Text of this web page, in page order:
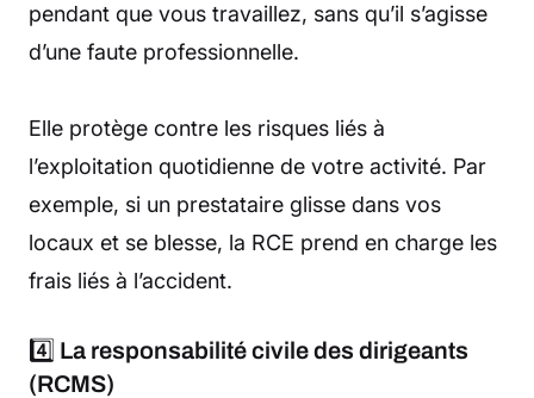
pendant que vous travaillez, sans qu’il s’agisse
d’une faute professionnelle.
Elle protège contre les risques liés à
l’exploitation quotidienne de votre activité. Par
exemple, si un prestataire glisse dans vos
locaux et se blesse, la RCE prend en charge les
frais liés à l’accident.
4️⃣ La responsabilité civile des dirigeants
(RCMS)